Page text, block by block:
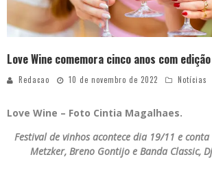
Love Wine comemora cinco anos com
Redacao 10 de novembro de 2022 Notícias
Love Wine – Foto Cintia Magalhaes.
Festival de vinhos acontece dia 19/11 e conta
Metzker, Breno Gontijo e Banda Classic,